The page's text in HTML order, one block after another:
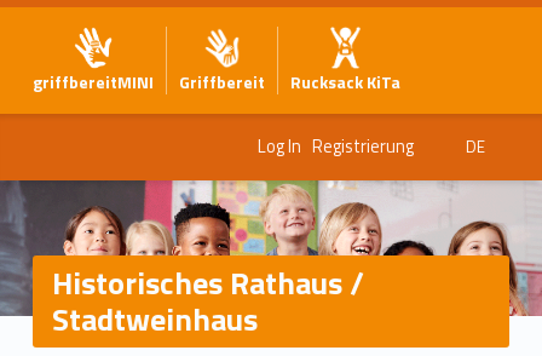
griffbereitMINI Griffbereit Rucksack KiTa
Log In Registrierung DE
Historisches Rathaus /
Stadtweinhaus